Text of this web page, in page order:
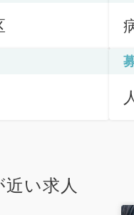
い求人